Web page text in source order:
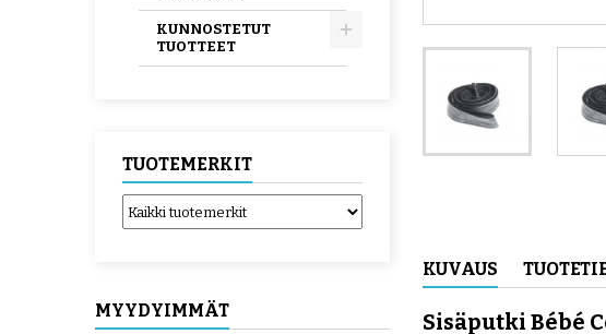
KUNNOSTETUT
TUOTTEET
TUOTEMERKIT
MYYDYIMMÄT
KUVAUS
Sisäputki Bébé